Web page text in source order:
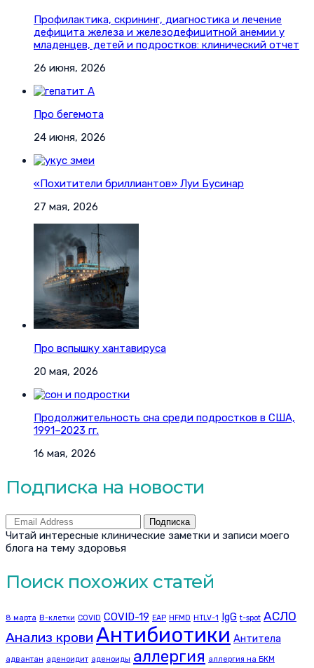
Профилактика, скрининг, диагностика и лечение
дефицита железа и железодефицитной анемии у
младенцев, детей и подростков: клинический отчет
26 июня, 2026
Про бегемота
24 июня, 2026
«Похитители бриллиантов» Луи Бусинар
27 мая, 2026
Про вспышку хантавируса
20 мая, 2026
Продолжительность сна среди подростков в США,
1991–2023 гг.
16 мая, 2026
Подписка на новости
Подписка
Читай интересные клинические заметки и записи моего
блога на тему здоровья
Поиск похожих статей
8 марта B-клетки COVID COVID-19 EAP HFMD HTLV-1 IgG t-spot АСЛО
Анализ крови Антибиотики Антитела
адвантан аденоидит аденоиды аллергия аллергия на БКМ